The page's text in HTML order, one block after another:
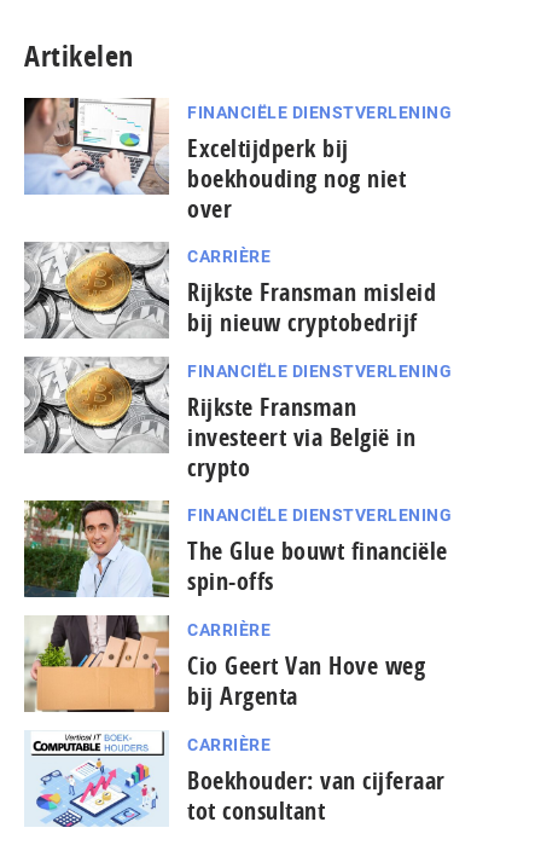
Artikelen
FINANCIËLE DIENSTVERLENING
Exceltijdperk bij
boekhouding nog niet
over
CARRIÈRE
Rijkste Fransman misleid
bij nieuw cryptobedrijf
FINANCIËLE DIENSTVERLENING
Rijkste Fransman
investeert via België in
crypto
FINANCIËLE DIENSTVERLENING
The Glue bouwt financiële
spin-offs
CARRIÈRE
Cio Geert Van Hove weg
bij Argenta
CARRIÈRE
Boekhouder: van cijferaar
tot consultant
de
vorige
pagina